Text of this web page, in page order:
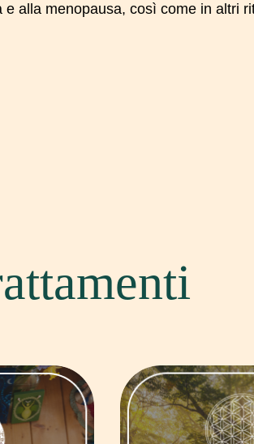
Nessun
alla menopausa, così come in altri
Menarca,
Fine ed
Uno spazio di 90
per esplorare a